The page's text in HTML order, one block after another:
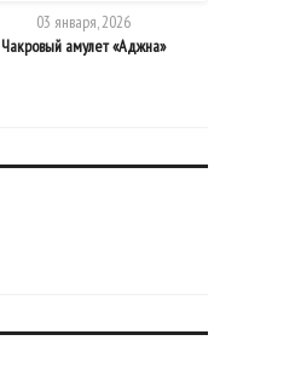
03 января, 2026
Чакровый амулет «Аджна»